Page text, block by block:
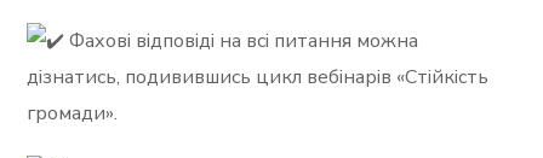
Фахові відповіді на всі питання можна
дізнатись, подивившись цикл вебінарів «Стійкість
громади».